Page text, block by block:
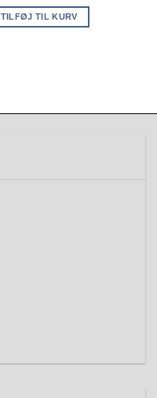
TILFØJ TIL KURV